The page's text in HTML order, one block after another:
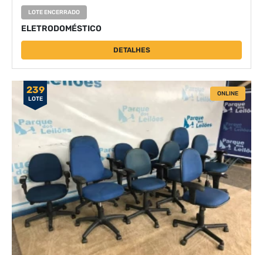
LOTE ENCERRADO
ELETRODOMÉSTICO
DETALHES
239
LOTE
ONLINE